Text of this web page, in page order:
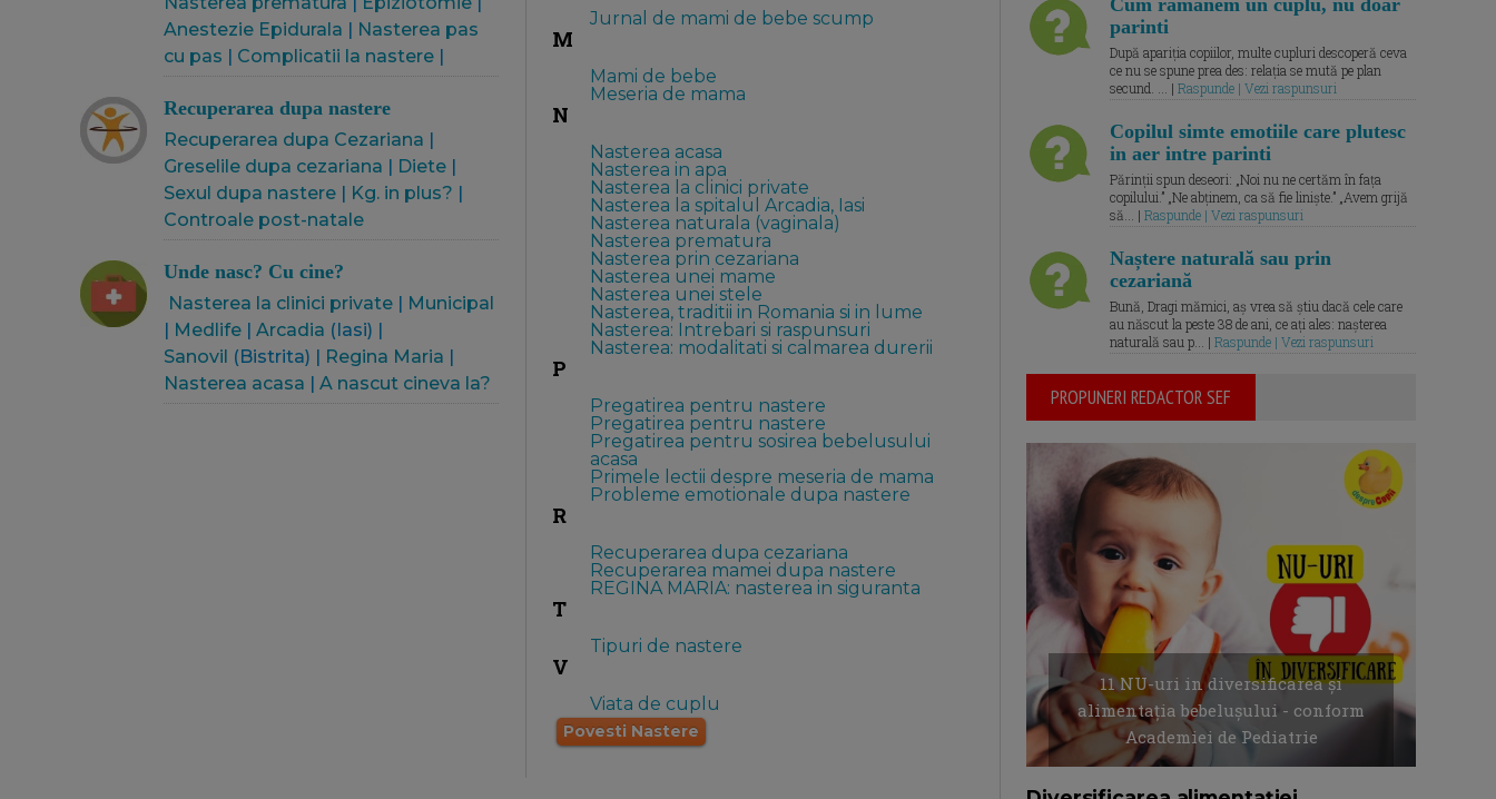
Anestezie Epidurala | Nasterea pas
cu pas | Complicatii la nastere |
Recuperarea dupa nastere
Recuperarea dupa Cezariana |
Greselile dupa cezariana | Diete |
Sexul dupa nastere | Kg. in plus? |
Controale post-natale
Unde nasc? Cu cine?
Nasterea la clinici private | Municipal
| Medlife | Arcadia (Iasi) |
Sanovil (Bistrita) | Regina Maria |
Nasterea acasa | A nascut cineva la?
Jurnal de mami de bebe scump
M
Mami de bebe
Meseria de mama
N
Nasterea acasa
Nasterea in apa
Nasterea la clinici private
Nasterea la spitalul Arcadia, Iasi
Nasterea naturala (vaginala)
Nasterea prematura
Nasterea prin cezariana
Nasterea unei mame
Nasterea unei stele
Nasterea, traditii in Romania si in lume
Nasterea: Intrebari si raspunsuri
Nasterea: modalitati si calmarea durerii
P
Pregatirea pentru nastere
Pregatirea pentru nastere
Pregatirea pentru sosirea bebelusului
acasa
Primele lectii despre meseria de mama
Probleme emotionale dupa nastere
R
Recuperarea dupa cezariana
Recuperarea mamei dupa nastere
REGINA MARIA: nasterea in siguranta
T
Tipuri de nastere
V
Viata de cuplu
Povesti Nastere
parinti
După apariția copiilor, multe cupluri descoperă ceva
ce nu se spune prea des: relația se mută pe plan
secund. ... | Raspunde | Vezi raspunsuri
Copilul simte emotiile care plutesc
in aer intre parinti
Părinții spun deseori: „Noi nu ne certăm în fața
copilului.” „Ne abținem, ca să fie liniște.” „Avem grijă
să... | Raspunde | Vezi raspunsuri
Naștere naturală sau prin
cezariană
Bună, Dragi mămici, aș vrea să știu dacă cele care
au născut la peste 38 de ani, ce ați ales: nașterea
naturală sau p... | Raspunde | Vezi raspunsuri
PROPUNERI REDACTOR SEF
11 NU-uri in diversificarea și
alimentația bebelușului - conform
Academiei de Pediatrie